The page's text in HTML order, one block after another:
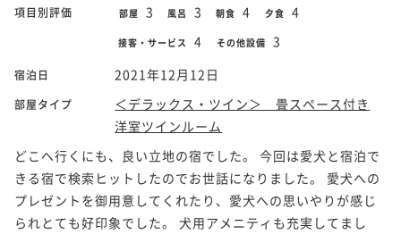
項目別評価 部屋 3 風呂 3 朝食 4 夕食 4
接客・サービス 4 その他設備 3
宿泊日 2021年12月12日
部屋タイプ
＜デラックス・ツイン＞ 畳スペース付き
洋室ツインルーム
どこへ行くにも、良い立地の宿でした。 今回は愛犬と宿泊で
きる宿で検索ヒットしたのでお世話になりました。 愛犬への
プレゼントを御用意してくれたり、愛犬への思いやりが感じ
られとても好印象でした。 犬用アメニティも充実してまし